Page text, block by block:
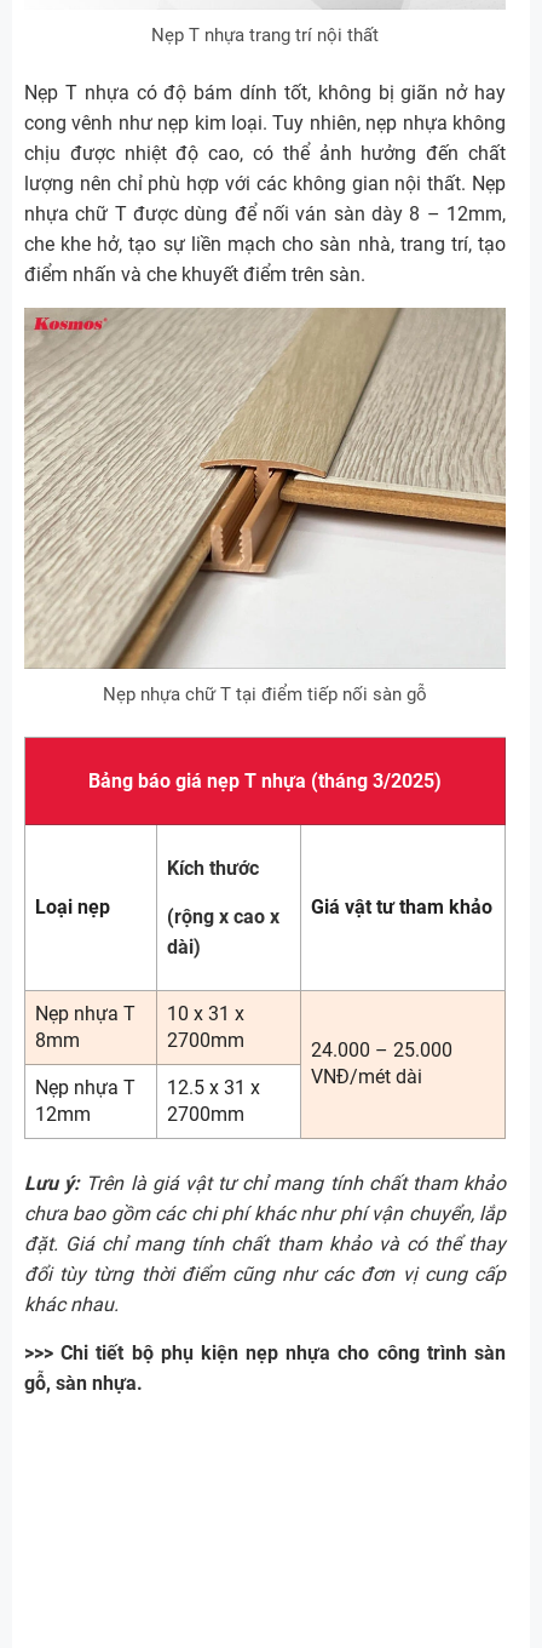
Nẹp T nhựa trang trí nội thất
Nẹp T nhựa có độ bám dính tốt, không bị giãn nở hay
cong vênh như nẹp kim loại. Tuy nhiên, nẹp nhựa không
chịu được nhiệt độ cao, có thể ảnh hưởng đến chất
lượng nên chỉ phù hợp với các không gian nội thất. Nẹp
nhựa chữ T được dùng để nối ván sàn dày 8 – 12mm,
che khe hở, tạo sự liền mạch cho sàn nhà, trang trí, tạo
điểm nhấn và che khuyết điểm trên sàn.
Nẹp nhựa chữ T tại điểm tiếp nối sàn gỗ
Bảng báo giá nẹp T nhựa (tháng 3/2025)
Loại nẹp
Kích thước
(rộng x cao x
dài)
Giá vật tư tham khảo
Nẹp nhựa T
8mm
10 x 31 x
2700mm
24.000 – 25.000
VNĐ/mét dài
Nẹp nhựa T
12mm
12.5 x 31 x
2700mm
Lưu ý:Trên là giá vật tư chỉ mang tính chất tham khảo
chưa bao gồm các chi phí khác như phí vận chuyển, lắp
đặt. Giá chỉ mang tính chất tham khảo và có thể thay
đổi tùy từng thời điểm cũng như các đơn vị cung cấp
khác nhau.
>>> Chi tiết bộ phụ kiện nẹp nhựa cho công trình sàn
gỗ, sàn nhựa.